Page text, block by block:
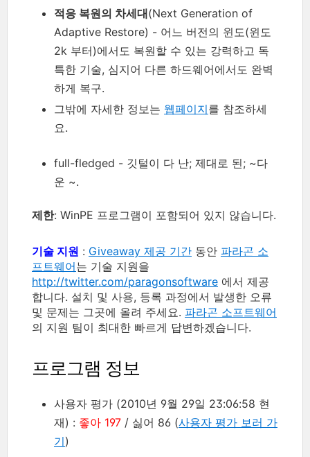
적응 복원의 차세대(Next Generation of
Adaptive Restore) - 어느 버전의 윈도(윈도
2k 부터)에서도 복원할 수 있는 강력하고 독
특한 기술, 심지어 다른 하드웨어에서도 완벽
하게 복구.
그밖에 자세한 정보는 웹페이지를 참조하세
요.
full-fledged - 깃털이 다 난; 제대로 된; ~다
운 ~.
제한: WinPE 프로그램이 포함되어 있지 않습니다.
기술 지원 : Giveaway 제공 기간 동안 파라곤 소
프트웨어는 기술 지원을
http://twitter.com/paragonsoftware 에서 제공
합니다. 설치 및 사용, 등록 과정에서 발생한 오류
및 문제는 그곳에 올려 주세요. 파라곤 소프트웨어
의 지원 팀이 최대한 빠르게 답변하겠습니다.
프로그램 정보
사용자 평가 (2010년 9월 29일 23:06:58 현
재) : 좋아 197 / 싫어 86 (사용자 평가 보러 가
기)